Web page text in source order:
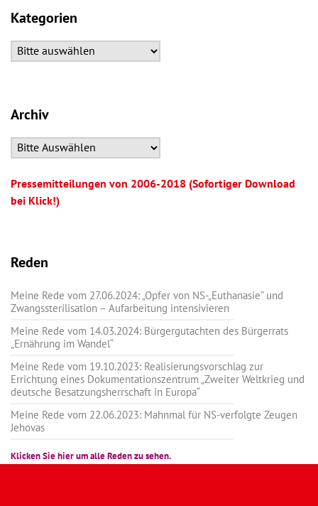
Kategorien
Archiv
Pressemitteilungen von 2006-2018 (Sofortiger Download
bei Klick!)
Reden
Meine Rede vom 27.06.2024: „Opfer von NS-„Euthanasie” und
Zwangssterilisation – Aufarbeitung intensivieren
Meine Rede vom 14.03.2024: Bürgergutachten des Bürgerrats
„Ernährung im Wandel“
Meine Rede vom 19.10.2023: Realisierungsvorschlag zur
Errichtung eines Dokumentationszentrum „Zweiter Weltkrieg und
deutsche Besatzungsherrschaft in Europa“
Meine Rede vom 22.06.2023: Mahnmal für NS-verfolgte Zeugen
Jehovas
Klicken Sie hier um alle Reden zu sehen.